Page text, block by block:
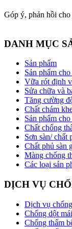
Góp ý, phản hồi
DANH MỤC
Sản phẩm
Sản phẩm
Vữa rót định
Sửa chữa và
Tăng cường
Chất chám
Sản phẩm
Chất chống
Sơn sàn/ chất
Chất phủ sàn
Màng chống
Các loại sản
DỊCH VỤ
Dịch vụ
Chống dột
Chống thấm